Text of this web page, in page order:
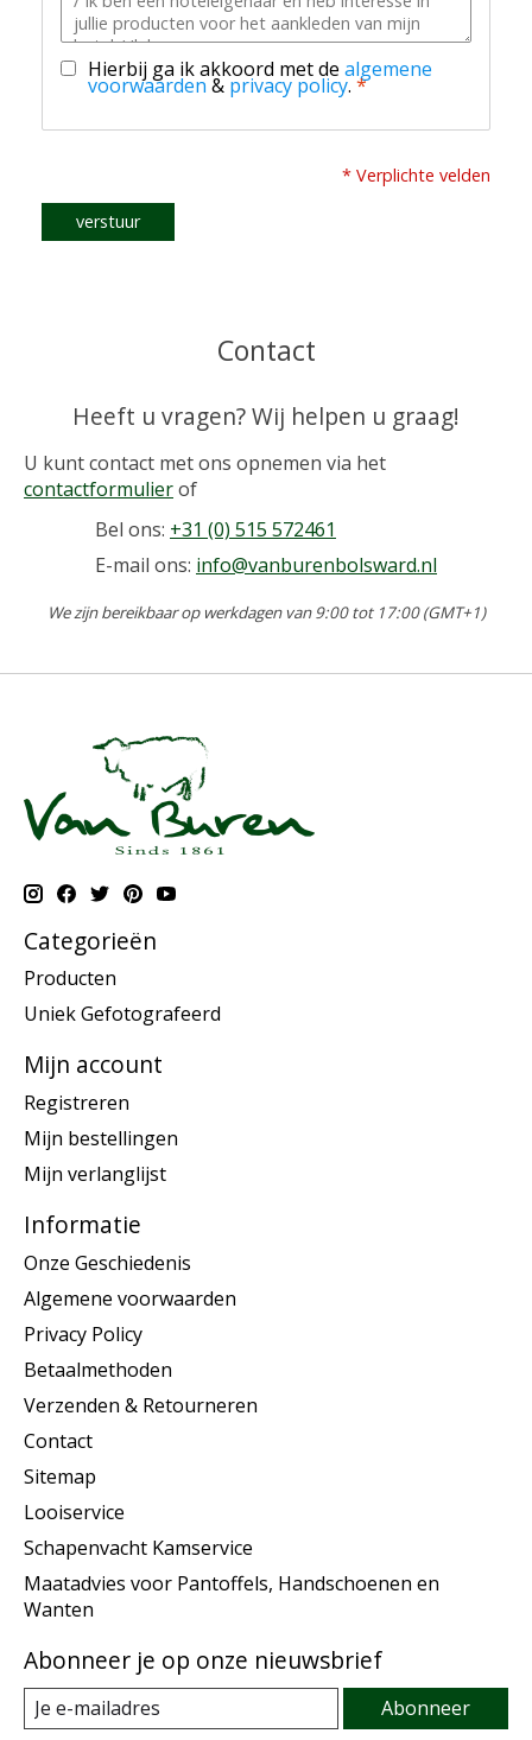
Hierbij ga ik akkoord met de algemene
voorwaarden & privacy policy. *
* Verplichte velden
verstuur
Contact
Heeft u vragen? Wij helpen u graag!
U kunt contact met ons opnemen via het
contactformulierof
Bel ons: +31 (0) 515 572461
E-mail ons: info@vanburenbolsward.nl
We zijn bereikbaar op werkdagen van 9:00 tot 17:00 (GMT+1)
Categorieën
Producten
Uniek Gefotografeerd
Mijn account
Registreren
Mijn bestellingen
Mijn verlanglijst
Informatie
Onze Geschiedenis
Algemene voorwaarden
Privacy Policy
Betaalmethoden
Verzenden & Retourneren
Contact
Sitemap
Looiservice
Schapenvacht Kamservice
Maatadvies voor Pantoffels, Handschoenen en
Wanten
Abonneer je op onze nieuwsbrief
Abonneer